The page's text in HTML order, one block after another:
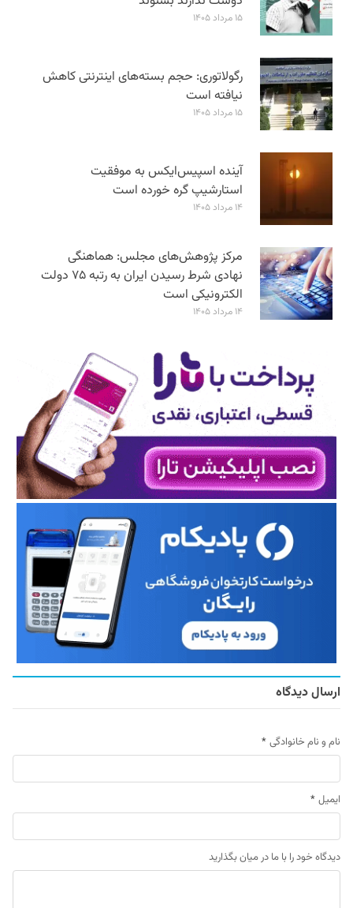
۱۵ مرداد ۱۴۰۵
رگولاتوری: حجم بسته‌های اینترنتی کاهش
نیافته است
۱۵ مرداد ۱۴۰۵
آینده اسپیس‌ایکس به موفقیت
استارشیپ گره خورده است
۱۴ مرداد ۱۴۰۵
مرکز پژوهش‌های مجلس: هماهنگی
نهادی شرط رسیدن ایران به رتبه ۷۵ دولت
الکترونیکی است
۱۴ مرداد ۱۴۰۵
ارسال دیدگاه
نام و نام خانوادگی *
ایمیل *
دیدگاه خود را با ما در میان بگذارید